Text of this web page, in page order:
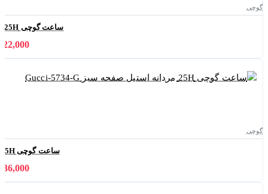
گوچی
ساعت گوچی 25H ست استیل صفحه سرمه ای Gucci-6050-S
21,822,000
گوچی
ساعت گوچی 25H مردانه استیل صفحه سبز Gucci-5734-G
11,036,000